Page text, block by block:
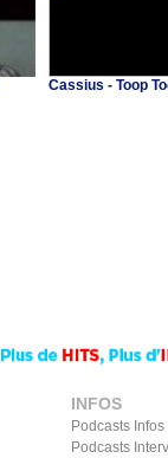
Cassius - Toop
INFOS
Podcasts
Podcasts